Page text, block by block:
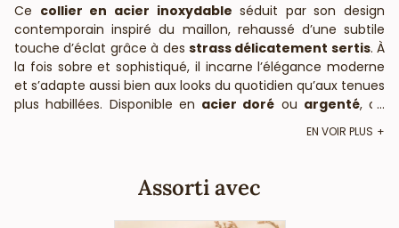
Ce collier en acier inoxydable séduit par son design
contemporain inspiré du maillon, rehaussé d’une subtile
touche d’éclat grâce à des strass délicatement sertis. À
la fois sobre et sophistiqué, il incarne l’élégance moderne
et s’adapte aussi bien aux looks du quotidien qu’aux tenues
plus habillées. Disponible en acier doré ou argenté, ce
longueur déployée de 40,5 cmépouse délicatement
...
EN VOIR PLUS
Assorti avec